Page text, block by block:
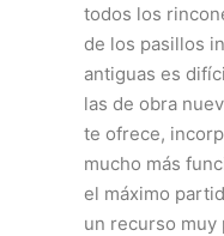
todos los
de los pasillos
antiguas es
las de obra
te ofrece,
mucho más
el máximo
un recurso muy